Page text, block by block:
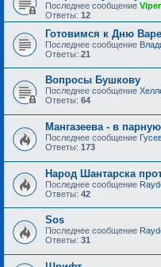
Последнее сообщение Viper
Ответы: 12
Готовимся к Дню
Последнее сообщение
Ответы: 21
Вопросы Бушкову
Последнее сообщение
Ответы: 64
Мангазеева - в
Последнее сообщение
Ответы: 173
Народ Шантарска
Последнее сообщение
Ответы: 42
Sоs
Последнее сообщение
Ответы: 31